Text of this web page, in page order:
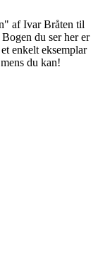
af Ivar Bråten til
du ser her er
enkelt eksemplar
du kan!